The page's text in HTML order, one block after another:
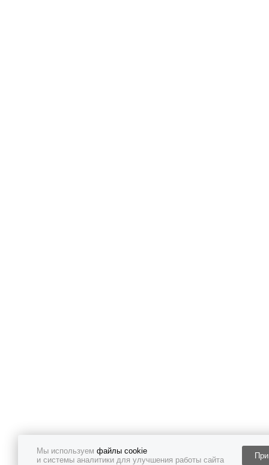
Мы используем файлы cookie
и системы аналитики для улучшения работы сайта